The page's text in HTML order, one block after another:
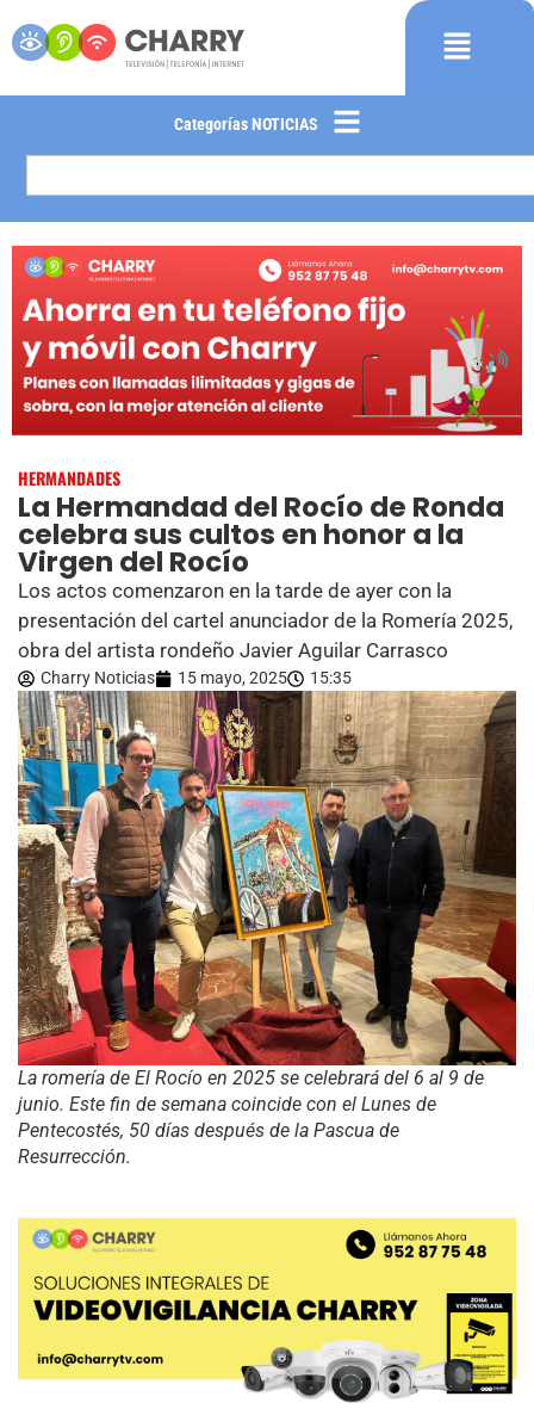
Categorías NOTICIAS
HERMANDADES
La Hermandad del Rocío de Ronda
celebra sus cultos en honor a la
Virgen del Rocío
Los actos comenzaron en la tarde de ayer con la
presentación del cartel anunciador de la Romería 2025,
obra del artista rondeño Javier Aguilar Carrasco
Charry Noticias 15 mayo, 2025 15:35
La romería de El Rocío en 2025 se celebrará del 6 al 9 de
junio. Este fin de semana coincide con el Lunes de
Pentecostés, 50 días después de la Pascua de
Resurrección.